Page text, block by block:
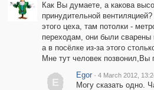
Как Вы думаете, а какова
принудительной
этого цеха, там потолки -
переходам, они были сварены
а в посёлке из-за этого
Мне тут человек
E
Egor · 4 March 2012,
Могу сказать одно.